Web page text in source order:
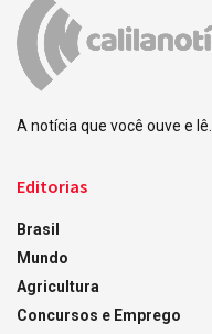
A notícia que você ouve e lê.
Editorias
Brasil
Mundo
Agricultura
Concursos e Emprego